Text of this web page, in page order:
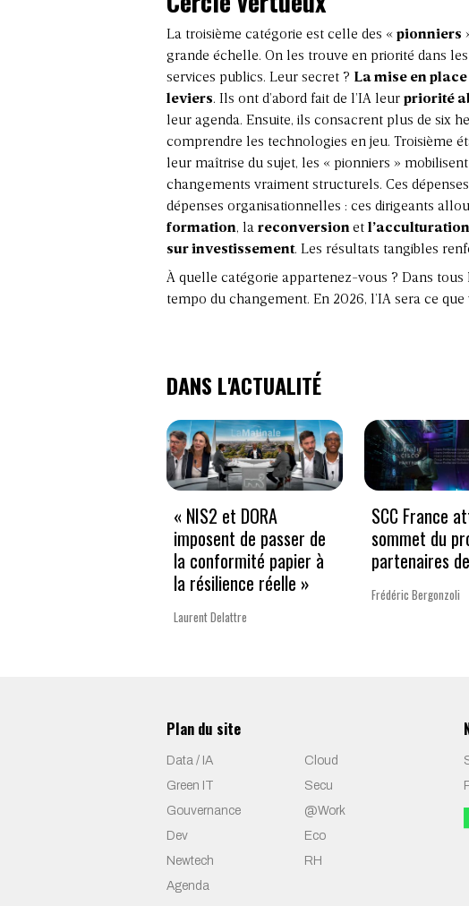
La troisième catégorie est celle des « pionniers
grande échelle. On les trouve en priorité dans
services publics. Leur secret ? La mise en
leviers. Ils ont d’abord fait de l’IA leur priorité
leur agenda. Ensuite, ils consacrent plus de six
comprendre les technologies en jeu. Troisième
leur maîtrise du sujet, les « pionniers »
changements vraiment structurels. Ces
dépenses organisationnelles : ces dirigeants
formation, la reconversionet l’acculturation
sur investissement. Les résultats tangibles
À quelle catégorie appartenez-vous ? Dans
tempo du changement. En 2026, l’IA sera ce que
DANS L'ACTUALITÉ
« NIS2 et DORA
imposent de passer de
la conformité papier à
la résilience réelle »
Laurent Delattre
SCC France
sommet du
partenaires
Frédéric Bergonzoli
Plan du site
Data / IA
Cloud
Green IT
Secu
Gouvernance
@Work
Dev
Eco
Newtech
RH
Agenda